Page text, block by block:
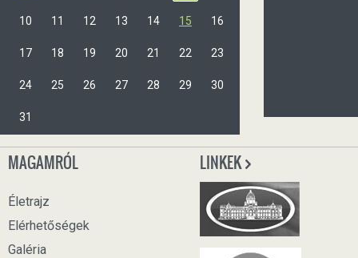
10 11 12 13 14 15 16
17 18 19 20 21 22 23
24 25 26 27 28 29 30
31
MAGAMRÓL
Életrajz
Elérhetőségek
Galéria
LINKEK